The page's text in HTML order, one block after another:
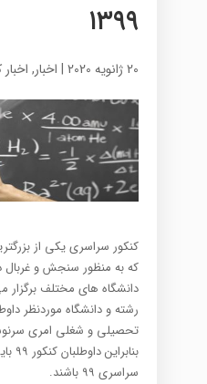
۱۳۹۹
20 ژانویه 2020 | اخبار,
کنکور سراسری یکی از
که به منظور سنجش و غربال
دانشگاه های مختلف برگزار
رشته و دانشگاه موردنظر
تحصیلی و شغلی امری
سراسری ۹۹ باشند.